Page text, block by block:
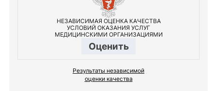
НЕЗАВИСИМАЯ ОЦЕНКА КАЧЕСТВА
УСЛОВИЙ ОКАЗАНИЯ УСЛУГ
МЕДИЦИНСКИМИ ОРГАНИЗАЦИЯМИ
Оценить
Результаты независимой
оценки качества